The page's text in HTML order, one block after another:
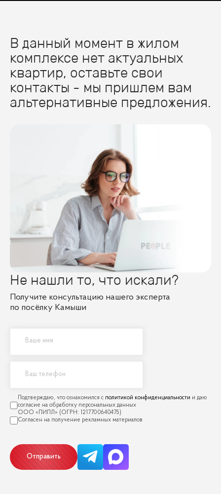
В данный момент в жилом
комплексе нет актуальных
квартир, оставьте свои
контакты - мы пришлем вам
альтернативные предложения.
Не нашли то, что искали?
Получите консультацию нашего эксперта
по посёлку Камыши
политикой конфиденциальности
Отправить